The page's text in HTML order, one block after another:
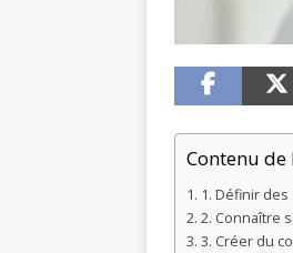
Contenu
1. Définir
2. Connaître
3. Créer du